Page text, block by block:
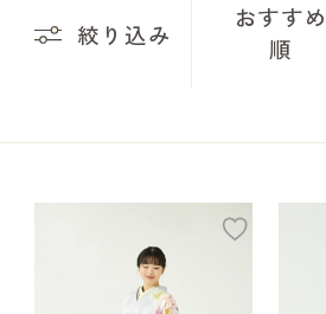
絞り込み
おすすめ
順